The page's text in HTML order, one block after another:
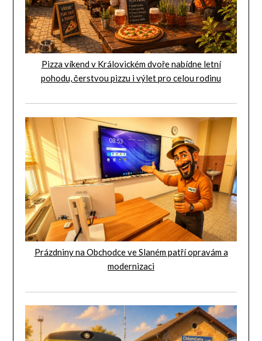
Pizza víkend v Královickém dvoře nabídne letní
pohodu, čerstvou pizzu i výlet pro celou rodinu
Prázdniny na Obchodce ve Slaném patří opravám a
modernizaci